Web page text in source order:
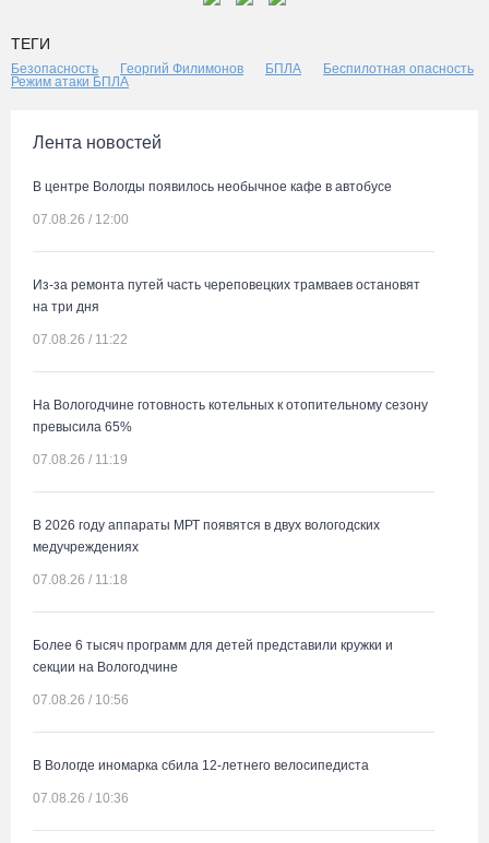
ТЕГИ
Безопасность Георгий Филимонов БПЛА
Беспилотная опасность
Режим атаки БПЛА
Лента новостей
В центре Вологды появилось необычное кафе в автобусе
07.08.26 / 12:00
Из-за ремонта путей часть череповецких трамваев остановят
на три дня
07.08.26 / 11:22
На Вологодчине готовность котельных к отопительному сезону
превысила 65%
07.08.26 / 11:19
В 2026 году аппараты МРТ появятся в двух вологодских
медучреждениях
07.08.26 / 11:18
Более 6 тысяч программ для детей представили кружки и
секции на Вологодчине
07.08.26 / 10:56
В Вологде иномарка сбила 12-летнего велосипедиста
07.08.26 / 10:36